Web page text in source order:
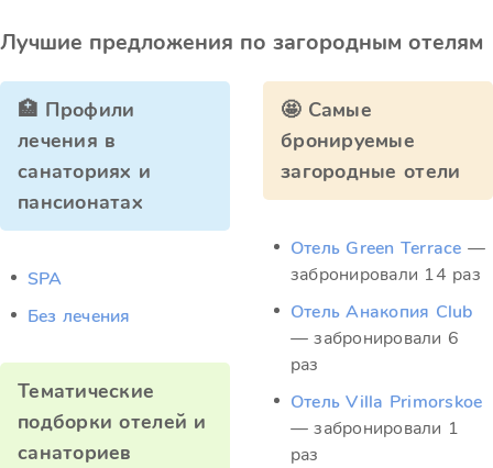
Лучшие предложения по загородным отелям
🏥 Профили
лечения в
санаториях и
пансионатах
SPA
Без лечения
Тематические
подборки отелей и
санаториев
🤩 Самые
бронируемые
загородные отели
Отель Green Terrace —
забронировали 14 раз
Отель Анакопия Club
— забронировали 6
раз
Отель Villa Primorskoe
— забронировали 1
раз